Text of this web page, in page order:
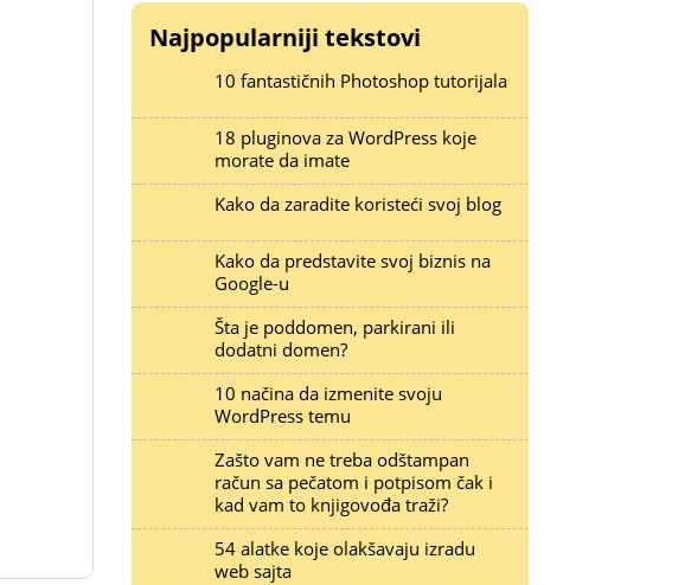
Najpopularniji tekstovi
10 fantastičnih Photoshop tutorijala
18 pluginova za WordPress koje
morate da imate
Kako da zaradite koristeći svoj blog
Kako da predstavite svoj biznis na
Google-u
Šta je poddomen, parkirani ili
dodatni domen?
10 načina da izmenite svoju
WordPress temu
Zašto vam ne treba odštampan
račun sa pečatom i potpisom čak i
kad vam to knjigovođa traži?
54 alatke koje olakšavaju izradu
web sajta